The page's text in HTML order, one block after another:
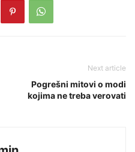
Next article
Pogrešni mitovi o modi
kojima ne treba verovati